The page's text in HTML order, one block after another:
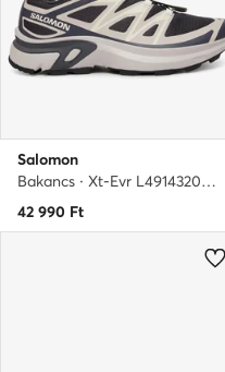
Salomon
Bakancs · Xt-Evr L49143200 · Bordó
42 990 Ft